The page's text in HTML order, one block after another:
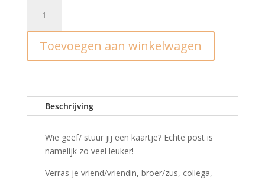
Jij
bent
goud
Toevoegen aan winkelwagen
Beschrijving
Wie geef/ stuur jij een kaartje? Echte post is
namelijk zo veel leuker!
Verras je vriend/vriendin, broer/zus, collega,